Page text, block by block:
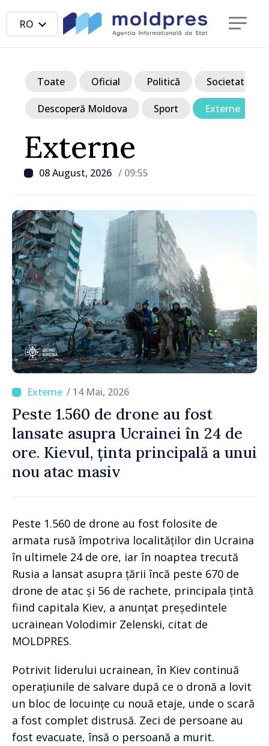
RO
Externe
08 August, 2026 / 09:55
Toate Oficial Politică Societate
Descoperă Moldova Sport Externe
/ 14 Mai, 2026
Peste 1.560 de drone au fost
lansate asupra Ucrainei în 24 de
ore. Kievul, ținta principală a unui
nou atac masiv
Peste 1.560 de drone au fost folosite de
armata rusă împotriva localităților din Ucraina
în ultimele 24 de ore, iar în noaptea trecută
Rusia a lansat asupra țării încă peste 670 de
drone de atac și 56 de rachete, principala țintă
fiind capitala Kiev, a anunțat președintele
ucrainean Volodimir Zelenski, citat de
MOLDPRES.
Potrivit liderului ucrainean, în Kiev continuă
operațiunile de salvare după ce o dronă a lovit
un bloc de locuințe cu nouă etaje, unde o scară
a fost complet distrusă. Zeci de persoane au
fost evacuate, însă o persoană a murit.